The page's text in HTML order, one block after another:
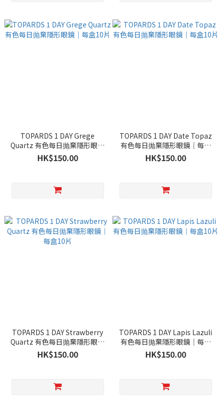
TOPARDS 1 DAY Grege
Quartz 有色每日抛棄隱形眼鏡
｜每盒10片
HK$150.00
TOPARDS 1 DAY Date Topaz
有色每日抛棄隱形眼鏡｜每盒
10片
HK$150.00
TOPARDS 1 DAY Strawberry
Quartz 有色每日抛棄隱形眼鏡
｜每盒10片
HK$150.00
TOPARDS 1 DAY Lapis Lazuli
有色每日抛棄隱形眼鏡｜每盒
10片
HK$150.00